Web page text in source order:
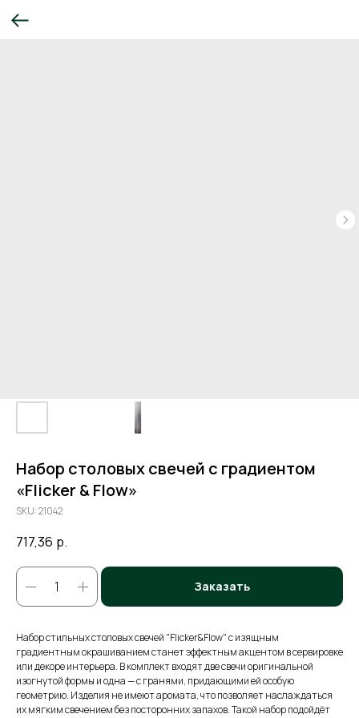
Набор столовых свечей с градиентом
«Flicker & Flow»
SKU:21042
717,36 р.
Заказать
Набор стильных столовых свечей "Flicker&Flow" с изящным
градиентным окрашиванием станет эффектным акцентом в сервировке
или декоре интерьера. В комплект входят две свечи оригинальной
изогнутой формы и одна — с гранями, придающими ей особую
геометрию. Изделия не имеют аромата, что позволяет наслаждаться
их мягким свечением без посторонних запахов. Такой набор подойдёт